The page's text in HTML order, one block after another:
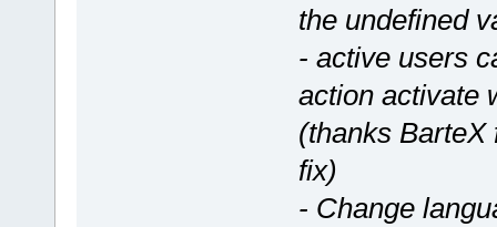
the undefined
- active users
action activate
(thanks BarteX
fix)
- Change